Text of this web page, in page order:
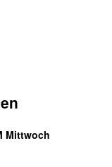
Mittwoch